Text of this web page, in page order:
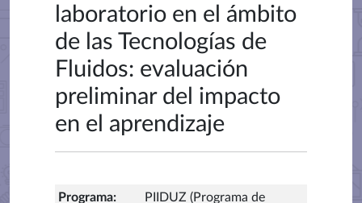
laboratorio en el ámbito
de las Tecnologías de
Fluidos: evaluación
preliminar del impacto
en el aprendizaje
Programa:
PIIDUZ (Programa de